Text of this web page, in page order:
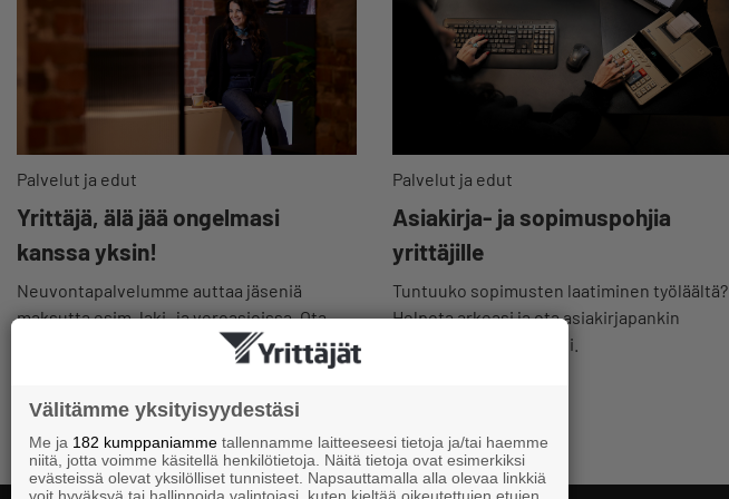
Palvelut ja edut
Yrittäjä, älä jää ongelmasi
kanssa yksin!
Neuvontapalvelumme auttaa jäseniä
maksutta esim. laki- ja veroasioissa. Ota
yhteyttä matalalla kynnyksellä.
Palvelut ja edut
Asiakirja- ja sopimuspohjia
yrittäjille
Tuntuuko sopimusten laatiminen työläältä?
Helpota arkeasi ja ota asiakirjapankin
valmiit pohjat käyttöösi.
Välitämme yksityisyydestäsi
Me ja 182 kumppaniamme tallennamme laitteeseesi tietoja ja/tai haemme
niitä, jotta voimme käsitellä henkilötietoja. Näitä tietoja ovat esimerkiksi
evästeissä olevat yksilölliset tunnisteet. Napsauttamalla alla olevaa linkkiä